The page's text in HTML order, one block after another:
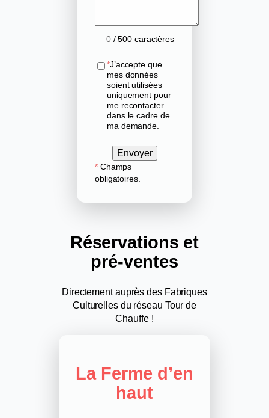
0/ 500 caractères
*J’accepte que
mes données
soient utilisées
uniquement pour
me recontacter
dans le cadre de
ma demande.
Envoyer
*Champs
obligatoires.
Réservations et
pré-ventes
Directement auprès des Fabriques
Culturelles du réseau Tour de
Chauffe !
La Ferme d’en
haut